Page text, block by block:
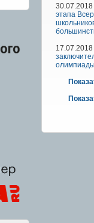
30.07.2018
этапа
17.07.2018